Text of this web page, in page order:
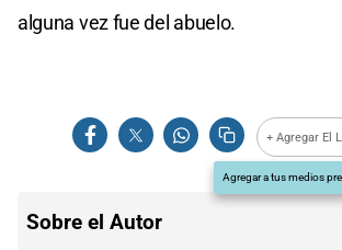
alguna vez fue del abuelo.
+ Agregar El
Agregar a tus medios
Sobre el Autor